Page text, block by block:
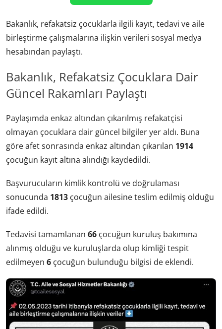
Bakanlık, refakatsiz çocuklarla ilgili kayıt, tedavi ve aile
birleştirme çalışmalarına ilişkin verileri sosyal medya
hesabından paylaştı.
Bakanlık, Refakatsiz Çocuklara Dair
Güncel Rakamları Paylaştı
Paylaşımda enkaz altından çıkarılmış refakatçisi
olmayan çocuklara dair güncel bilgiler yer aldı. Buna
göre afet sonrasında enkaz altından çıkarılan 1914
çocuğun kayıt altına alındığı kaydedildi.
Başvurucuların kimlik kontrolü ve doğrulaması
sonucunda 1813 çocuğun ailesine teslim edilmiş olduğu
ifade edildi.
Tedavisi tamamlanan 66 çocuğun kuruluş bakımına
alınmış olduğu ve kuruluşlarda olup kimliği tespit
edilmeyen 6 çocuğun bulunduğu bilgisi de eklendi.